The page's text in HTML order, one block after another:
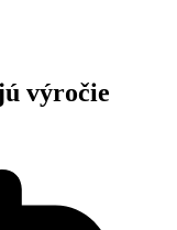
výročie